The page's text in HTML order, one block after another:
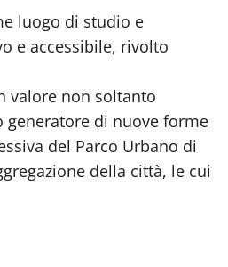
luogo di studio e
e accessibile, rivolto
valore non soltanto
generatore di nuove forme
del Parco Urbano di
della città, le cui